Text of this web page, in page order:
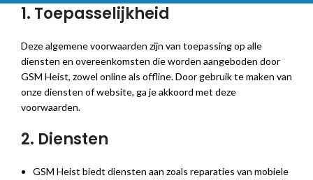
1. Toepasselijkheid
Deze algemene voorwaarden zijn van toepassing op alle
diensten en overeenkomsten die worden aangeboden door
GSM Heist, zowel online als offline. Door gebruik te maken van
onze diensten of website, ga je akkoord met deze
voorwaarden.
2. Diensten
GSM Heist biedt diensten aan zoals reparaties van mobiele